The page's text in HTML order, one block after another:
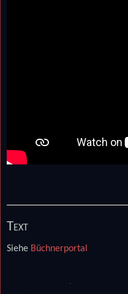
Text
Siehe Büchnerportal